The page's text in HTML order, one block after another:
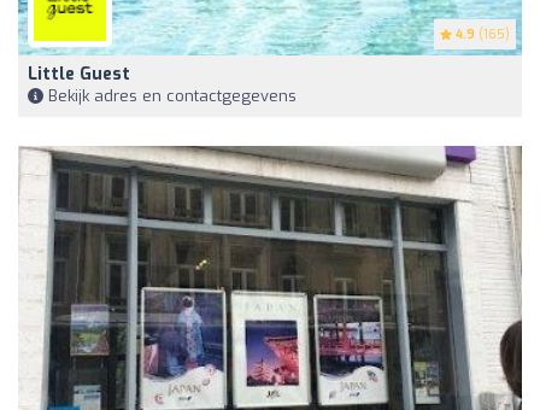
4.9 (165)
Little Guest
Bekijk adres en contactgegevens